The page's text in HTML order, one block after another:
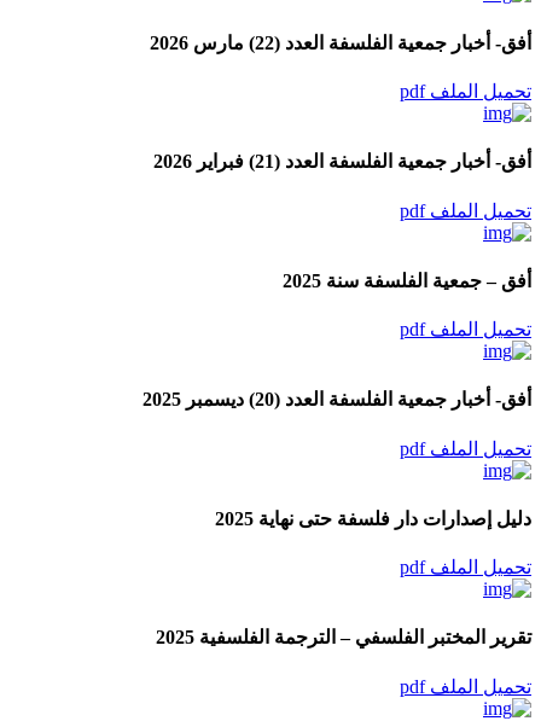
أفق- أخبار جمعية الفلسفة العدد (22) مارس 2026
تحميل الملف pdf
أفق- أخبار جمعية الفلسفة العدد (21) فبراير 2026
تحميل الملف pdf
أفق – جمعية الفلسفة سنة 2025
تحميل الملف pdf
أفق- أخبار جمعية الفلسفة العدد (20) ديسمبر 2025
تحميل الملف pdf
دليل إصدارات دار فلسفة حتى نهاية 2025
تحميل الملف pdf
تقرير المختبر الفلسفي – الترجمة الفلسفية 2025
تحميل الملف pdf